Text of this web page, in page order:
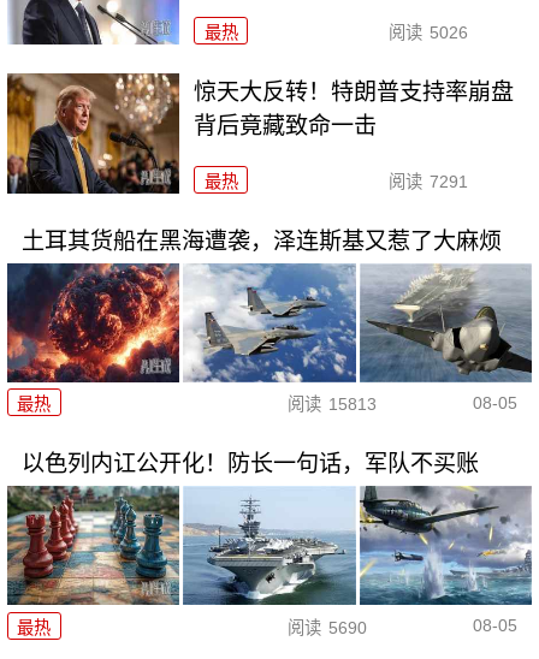
最热 阅读 5026
惊天大反转！特朗普支持率崩盘
背后竟藏致命一击
最热 阅读 7291
土耳其货船在黑海遭袭，泽连斯基又惹了大麻烦
最热 阅读 15813 08-05
以色列内讧公开化！防长一句话，军队不买账
最热 阅读 5690 08-05